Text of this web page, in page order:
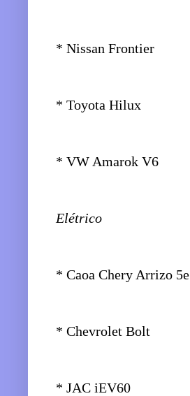
* Nissan Frontier
* Toyota Hilux
* VW Amarok V6
Elétrico
* Caoa Chery Arrizo 5e
* Chevrolet Bolt
* JAC iEV60